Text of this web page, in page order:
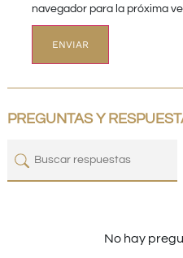
navegador para la próxima
PREGUNTAS Y
No hay